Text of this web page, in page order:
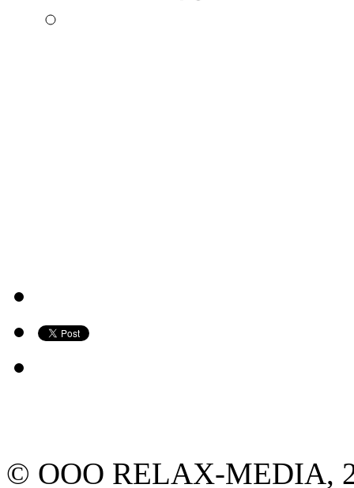
© ООО RELAX-MEDIA,